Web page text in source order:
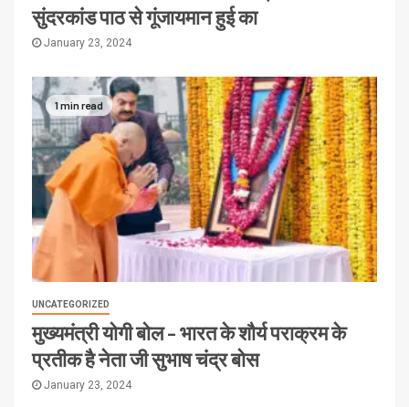
सुंदरकांड पाठ से गूंजायमान हुई का
January 23, 2024
1 min read
UNCATEGORIZED
मुख्यमंत्री योगी बोल – भारत के शौर्य पराक्रम के
प्रतीक है नेता जी सुभाष चंद्र बोस
January 23, 2024